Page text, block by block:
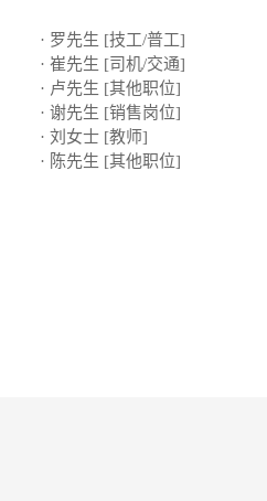
· 罗先生 [技工/普工]
· 崔先生 [司机/交通]
· 卢先生 [其他职位]
· 谢先生 [销售岗位]
· 刘女士 [教师]
· 陈先生 [其他职位]